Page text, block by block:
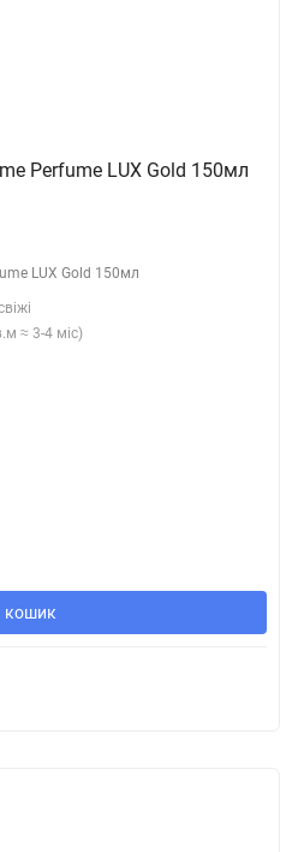
Perfume LUX Gold 150мл
LUX Gold 150мл
≈ 3-4 міс)
кошик